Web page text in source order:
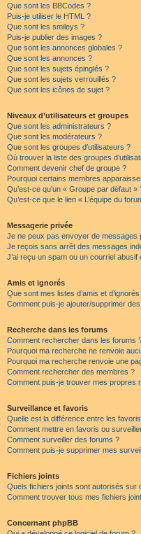
Que sont les BBCodes ?
Puis-je utiliser le HTML ?
Que sont les smileys ?
Puis-je publier des images ?
Que sont les annonces globales ?
Que sont les annonces ?
Que sont les sujets épinglés ?
Que sont les sujets verrouillés ?
Que sont les icônes de sujet ?
Niveaux d’utilisateurs et groupes
Que sont les administrateurs ?
Que sont les modérateurs ?
Que sont les groupes d’utilisateurs ?
Où trouver la liste des groupes
Comment devenir chef de groupe ?
Pourquoi certains membres
Qu’est-ce qu’un « Groupe par défaut »
Qu’est-ce que le lien « L’équipe du
Messagerie privée
Je ne peux pas envoyer de messages
Je reçois sans arrêt des messages
J’ai reçu un spam ou un courriel abusif
Amis et ignorés
Que sont mes listes d’amis et d’ignorés
Comment puis-je ajouter/supprimer
Recherche dans les forums
Comment rechercher dans les forums
Pourquoi ma recherche ne renvoie
Pourquoi ma recherche renvoie une
Comment rechercher des membres ?
Comment puis-je trouver mes propres
Surveillance et favoris
Quelle est la différence entre les
Comment mettre en favoris ou
Comment surveiller des forums ?
Comment puis-je supprimer mes
Fichiers joints
Quels fichiers joints sont autorisés sur
Comment trouver tous mes fichiers
Concernant phpBB